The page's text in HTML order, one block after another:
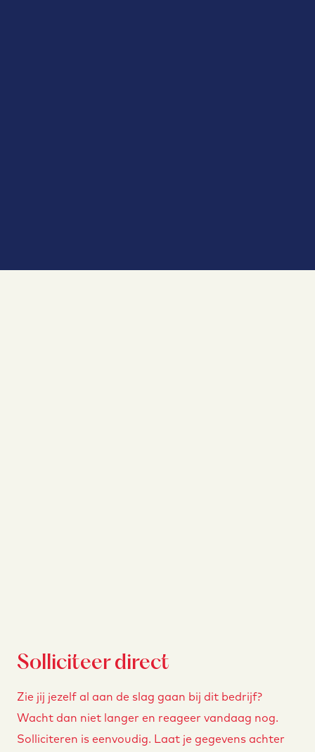
Solliciteer direct
Zie jij jezelf al aan de slag gaan bij dit bedrijf?
Wacht dan niet langer en reageer vandaag nog.
Solliciteren is eenvoudig. Laat je gegevens achter